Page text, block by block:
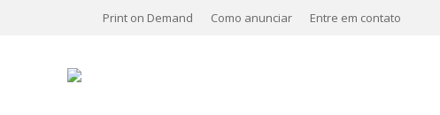
Print on Demand Como anunciar Entre em contato